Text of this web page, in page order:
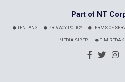
Part of NT
TENTANG PRIVACY POLICY TERMS OF
MEDIA SIBER TIM